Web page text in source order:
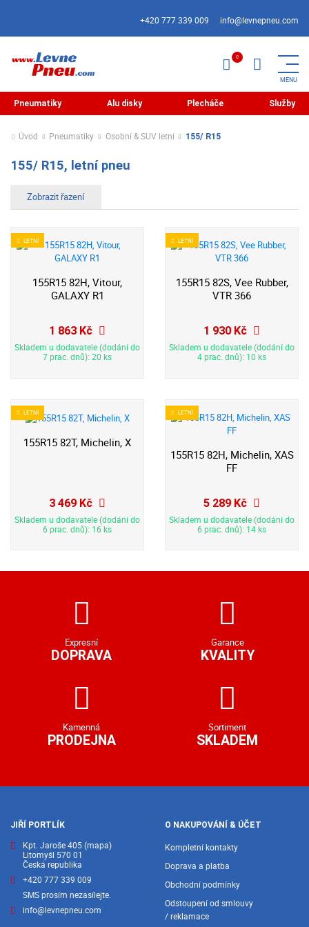
+420 777 339 009 info@levnepneu.com
Pneumatiky Alu disky Plecháče Služby
Úvod Pneumatiky Osobní & SUV letní 155/ R15
155/ R15, letní pneu
LETNÍ
155R15 82H, Vitour,
GALAXY R1
1 863 Kč
Skladem u dodavatele (dodání do
7 prac. dnů): 20 ks
LETNÍ
155R15 82S, Vee Rubber,
VTR 366
1 930 Kč
Skladem u dodavatele (dodání do
4 prac. dnů): 10 ks
LETNÍ
155R15 82T, Michelin, X
3 469 Kč
Skladem u dodavatele (dodání do
6 prac. dnů): 16 ks
LETNÍ
155R15 82H, Michelin, XAS
FF
5 289 Kč
Skladem u dodavatele (dodání do
6 prac. dnů): 14 ks
Expresní
DOPRAVA
Garance
KVALITY
Kamenná
PRODEJNA
Sortiment
SKLADEM
JIŘÍ PORTLÍK
Kpt. Jaroše 405(mapa)
Litomyšl 570 01
Česká republika
+420 777 339 009
SMS prosím nezasílejte.
info@levnepneu.com
O NAKUPOVÁNÍ & ÚČET
Kompletní kontakty
Doprava a platba
Obchodní podmínky
Odstoupení od smlouvy
/ reklamace